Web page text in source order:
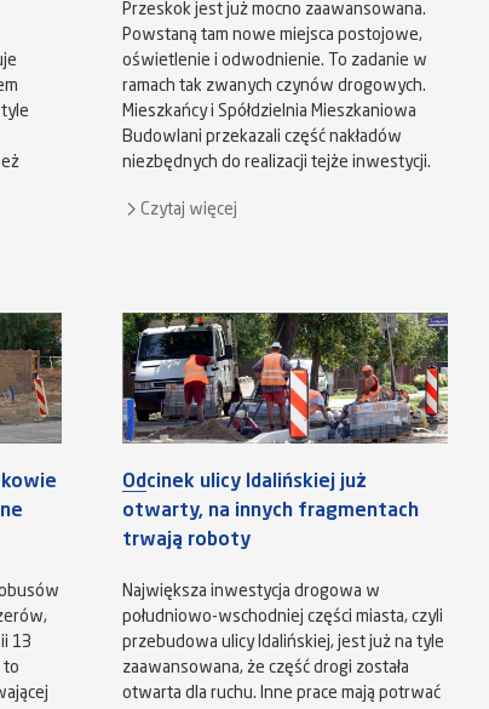
Przeskok jest już mocno zaawansowana.
Powstaną tam nowe miejsca postojowe,
oświetlenie i odwodnienie. To zadanie w
ramach tak zwanych czynów drogowych.
Mieszkańcy i Spółdzielnia Mieszkaniowa
Budowlani przekazali część nakładów
niezbędnych do realizacji tejże inwestycji.
Czytaj więcej
13
to
Odcinek ulicy Idalińskiej już
otwarty, na innych fragmentach
trwają roboty
Największa inwestycja drogowa w
południowo-wschodniej części miasta, czyli
przebudowa ulicy Idalińskiej, jest już na tyle
zaawansowana, że część drogi została
otwarta dla ruchu. Inne prace mają potrwać